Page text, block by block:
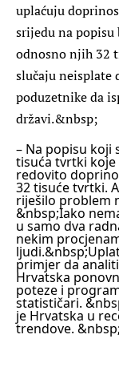
uplaćuju
srijedu na popisu
odnosno njih 32
slučaju neisplate
poduzetnike da
državi.&nbsp;
– Na popisu koji
tisuća tvrtki
redovito
32 tisuće tvrtki.
riješilo problem
&nbsp;Iako
u samo dva
nekim
ljudi.&nbsp;
primjer da
Hrvatska
poteze i
statističari.
je Hrvatska u
trendove. &nbsp;